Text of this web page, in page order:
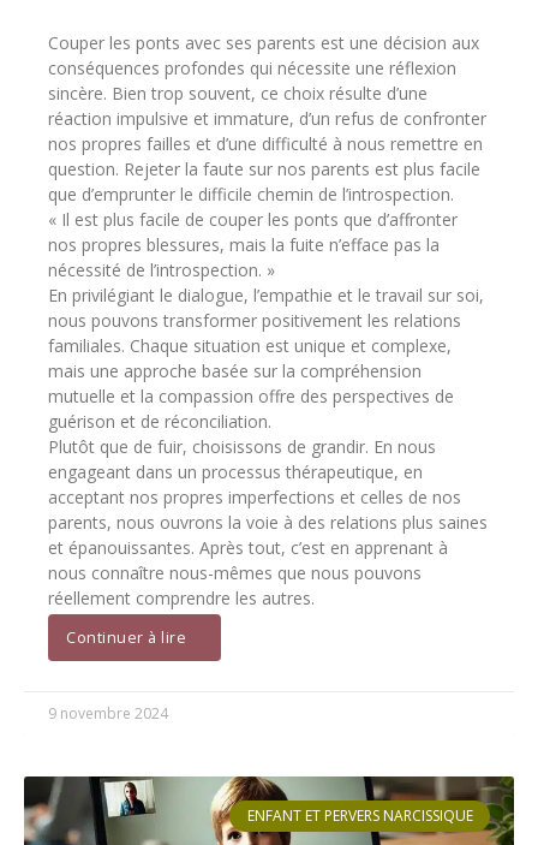
Couper les ponts avec ses parents est une décision aux
conséquences profondes qui nécessite une réflexion
sincère. Bien trop souvent, ce choix résulte d’une
réaction impulsive et immature, d’un refus de confronter
nos propres failles et d’une difficulté à nous remettre en
question. Rejeter la faute sur nos parents est plus facile
que d’emprunter le difficile chemin de l’introspection.
« Il est plus facile de couper les ponts que d’affronter
nos propres blessures, mais la fuite n’efface pas la
nécessité de l’introspection. »
En privilégiant le dialogue, l’empathie et le travail sur soi,
nous pouvons transformer positivement les relations
familiales. Chaque situation est unique et complexe,
mais une approche basée sur la compréhension
mutuelle et la compassion offre des perspectives de
guérison et de réconciliation.
Plutôt que de fuir, choisissons de grandir. En nous
engageant dans un processus thérapeutique, en
acceptant nos propres imperfections et celles de nos
parents, nous ouvrons la voie à des relations plus saines
et épanouissantes. Après tout, c’est en apprenant à
nous connaître nous-mêmes que nous pouvons
réellement comprendre les autres.
Continuer à lire
9 novembre 2024
ENFANT ET PERVERS NARCISSIQUE